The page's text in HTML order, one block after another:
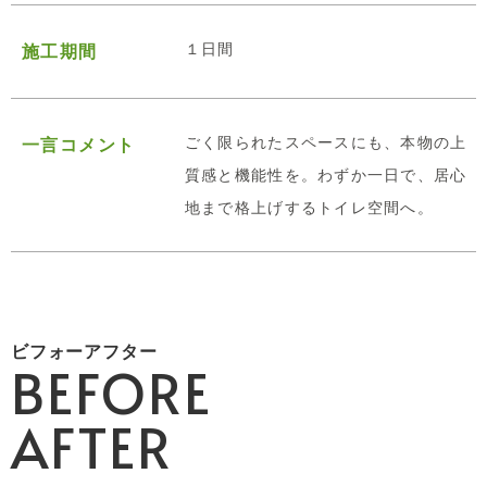
施工期間 １日間
一言コメント
ごく限られたスペースにも、本物の上
質感と機能性を。わずか一日で、居心
地まで格上げするトイレ空間へ。
ビフォーアフター
BEFORE
AFTER